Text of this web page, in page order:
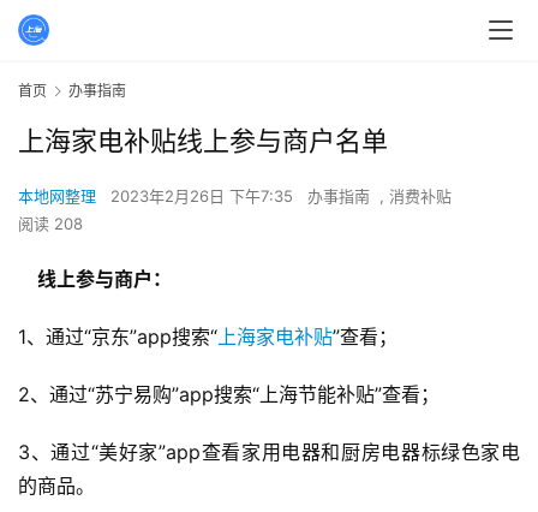
首页 办事指南
上海家电补贴线上参与商户名单
本地网整理 2023年2月26日 下午7:35 办事指南 , 消费补贴
阅读 208
线上参与商户：
1、通过“京东”app搜索“上海家电补贴”查看；
2、通过“苏宁易购”app搜索“上海节能补贴”查看；
3、通过“美好家”app查看家用电器和厨房电器标绿色家电
的商品。